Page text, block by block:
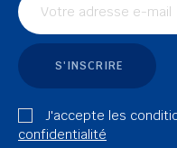
S'INSCRIRE
J'accepte les
confidentialité